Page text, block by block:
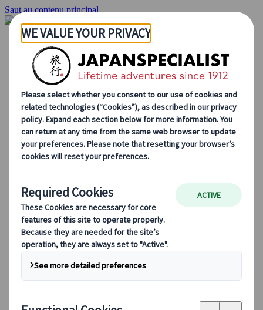
Saut au contenu principal
Accueil
Voyages
Circuits individuels
Circuits en groupe
Circuits autotours
Excursions
Voyages de groupe sur mesure
Japan Rail Pass
Découvrez notre travail
Qui sommes-nous ?
Notre équipe
Rejoignez notre équipe
Le Japon au fil des saisons
Les incontournables du Japon
La culture japonaise
La gastronomie japonaise
Explorer le Japon en train
Questions fréquentes
Informations utiles
Règles du savoir-vivre au Japon
Conduire au Japon
Réserver avec nous
Japan Rail Pass
Hébergement
Consultation en ligne